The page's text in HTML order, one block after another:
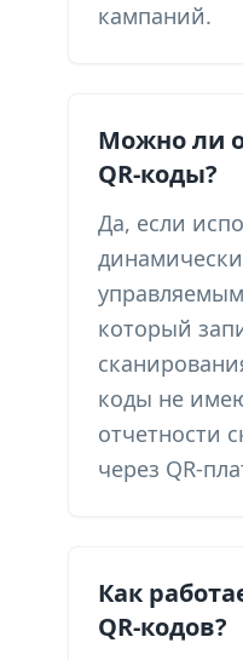
кампаний.
Можно ли
QR-коды?
Да, если
который
коды не
отчетности
через QR-
Как
QR-кодов?